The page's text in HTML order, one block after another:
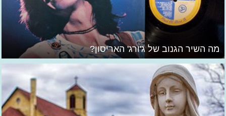
מה השיר הגנוב של ג'ורג' האריסון?